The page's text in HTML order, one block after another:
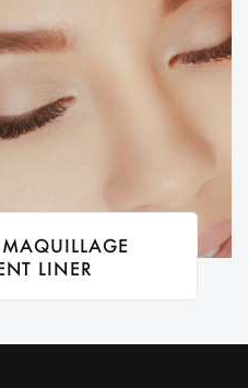
LINER
manière spécifique et
lash liner et classic liner.